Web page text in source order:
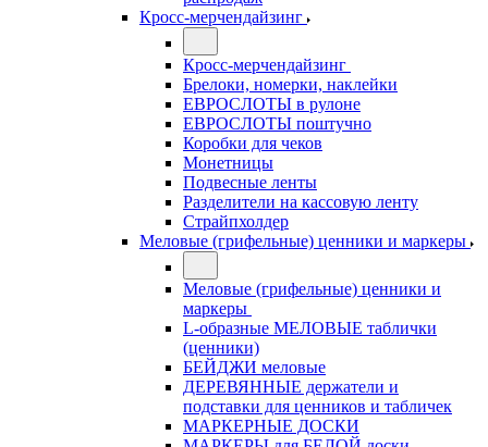
Кросс-мерчендайзинг
Кросс-мерчендайзинг
Брелоки, номерки, наклейки
ЕВРОСЛОТЫ в рулоне
ЕВРОСЛОТЫ поштучно
Коробки для чеков
Монетницы
Подвесные ленты
Разделители на кассовую ленту
Страйпхолдер
Меловые (грифельные) ценники и маркеры
Меловые (грифельные) ценники и
маркеры
L-образные МЕЛОВЫЕ таблички
(ценники)
БЕЙДЖИ меловые
ДЕРЕВЯННЫЕ держатели и
подставки для ценников и табличек
МАРКЕРНЫЕ ДОСКИ